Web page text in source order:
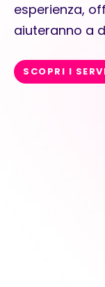
esperienza,
aiuteranno a
SCOPRI I